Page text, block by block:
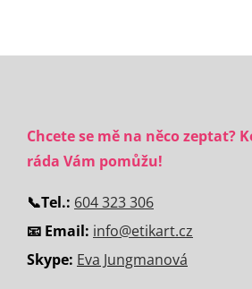
Chcete se mě na něco zeptat?
ráda Vám pomůžu!
📞Tel.: 604 323 306
📧 Email: info@etikart.cz
Skype: Eva Jungmanová